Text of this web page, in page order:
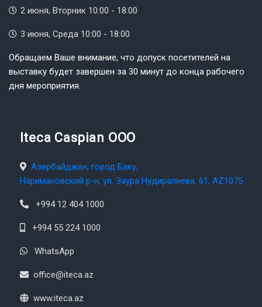
2 июня, Вторник 10:00 - 18:00
3 июня, Среда 10:00 - 18:00
Обращаем Ваше внимание, что допуск посетителей на
выставку будет завершен за 30 минут до конца рабочего
дня мероприятия.
Iteca Caspian OOO
Азербайджан, город Баку,
Наримановский р-н, ул. Заура Нудиралиева, 61, AZ1075
+994 12 404 1000
+994 55 224 1000
WhatsApp
office@iteca.az
www.iteca.az